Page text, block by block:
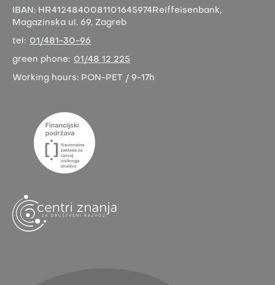
IBAN: HR4124840081101645974 Reiffeisenbank,
Magazinska ul. 69, Zagreb
tel: 01/481-30-96
green phone: 01/48 12 225
Working hours: PON-PET / 9-17h